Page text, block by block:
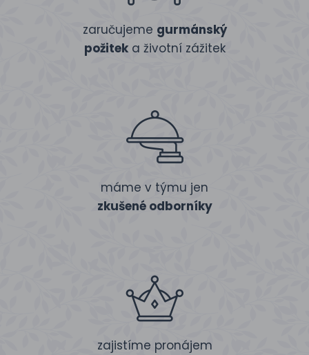
zaručujeme gurmánský
požiteka životní zážitek
máme v týmu jen
zkušené odborníky
zajistíme pronájem